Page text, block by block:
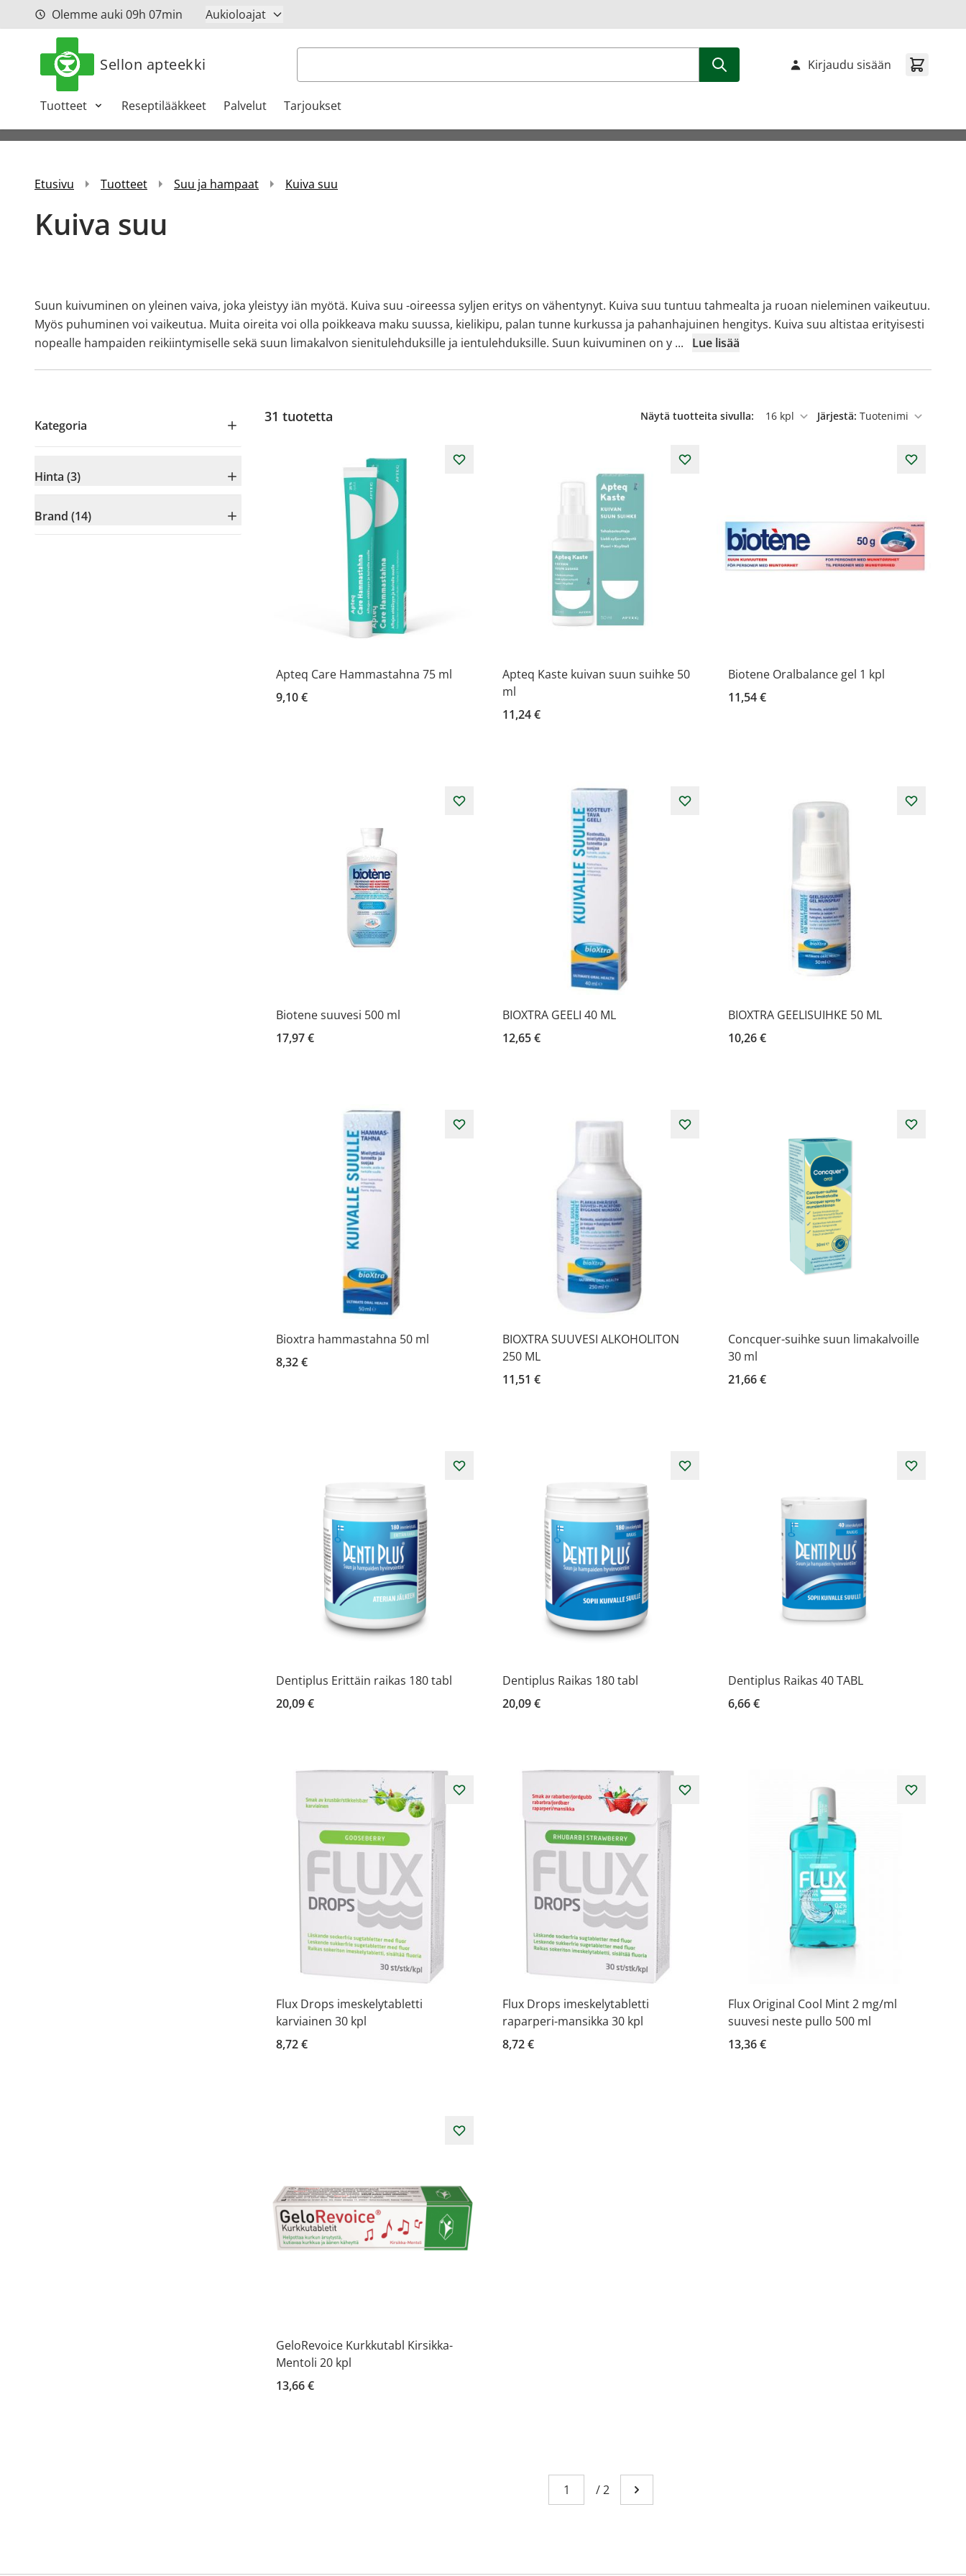
Siirry sisältöönOlemme auki 09h 07min Aukioloajat
Sellon apteekki Haku
Tuotteet Reseptilääkkeet Palvelut Tarjoukset
Kirjaudu sisään
Etusivu Tuotteet Suu ja hampaat Kuiva suu
Kuiva suu
Suun kuivuminen on yleinen vaiva, joka yleistyy iän myötä. Kuiva suu -oireessa syljen eritys on vähentynyt. Kuiva suu tuntuu tahmealta ja ruoan nieleminen vaikeutuu.
Myös puhuminen voi vaikeutua. Muita oireita voi olla poikkeava maku suussa, kielikipu, palan tunne kurkussa ja pahanhajuinen hengitys. Kuiva suu altistaa erityisesti
nopealle hampaiden reikiintymiselle sekä suun limakalvon sienitulehduksille ja ientulehduksille. Suun kuivuminen on y ... Lue lisää
Kategoria
Hinta (3)
Brand (14)
31 tuotetta Näytä tuotteita sivulla:
per sivu
Järjestä:
Apteq Care Hammastahna 75 ml
9,10 €
Apteq Kaste kuivan suun suihke 50
ml
11,24 €
Biotene Oralbalance gel 1 kpl
11,54 €
Biotene suuvesi 500 ml
17,97 €
BIOXTRA GEELI 40 ML
12,65 €
BIOXTRA GEELISUIHKE 50 ML
10,26 €
Bioxtra hammastahna 50 ml
8,32 €
BIOXTRA SUUVESI ALKOHOLITON
250 ML
11,51 €
Concquer-suihke suun limakalvoille
30 ml
21,66 €
Dentiplus Erittäin raikas 180 tabl
20,09 €
Dentiplus Raikas 180 tabl
20,09 €
Dentiplus Raikas 40 TABL
6,66 €
Flux Drops imeskelytabletti
karviainen 30 kpl
8,72 €
Flux Drops imeskelytabletti
raparperi-mansikka 30 kpl
8,72 €
Flux Original Cool Mint 2 mg/ml
suuvesi neste pullo 500 ml
13,36 €
GeloRevoice Kurkkutabl Kirsikka-
Mentoli 20 kpl
13,66 €
Sivu
You're currently reading page 1
/2 Mene seuraavalle sivulle